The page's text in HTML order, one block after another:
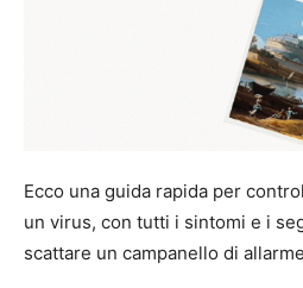
Ecco una guida rapida per
un virus, con tutti i sintomi e i
scattare un campanello di